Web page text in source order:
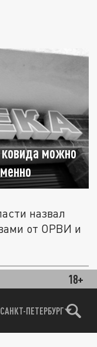
18+
САНКТ-ПЕТЕРБУРГ
ковида можно
назвал
от ОРВИ и
между